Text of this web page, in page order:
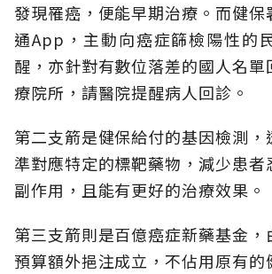
發現罹癌，便能早期治療。而健保
通App，主動向癌症篩檢陽性的
醒，亦針對有數位落差的國人名單
療院所，請醫院提醒病人回診。
第二支箭是健保給付的基因檢測，
準對應特定的標靶藥物，減少患者
副作用，且能有更好的治療效果。
第三支箭則是百億癌症新藥基金，
預算額外挹注成立，不佔用原有的